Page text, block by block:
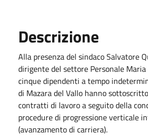
Descrizione
Alla presenza del sindaco Salvatore
dirigente del settore Personale
cinque dipendenti a tempo
di Mazara del Vallo hanno
contratti di lavoro a seguito della
procedure di progressione verticale
(avanzamento di carriera).